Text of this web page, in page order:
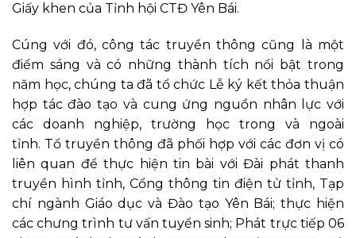
Giấy khen của Tỉnh hội CTĐ Yên Bái.
Cúng với đó, công tác truyền thông cũng là một
điểm sáng và có những thành tích nổi bật trong
năm học, chúng ta đã tổ chức Lễ ký kết thỏa thuận
hợp tác đào tạo và cung ứng nguồn nhân lực với
các doanh nghiệp, trường học trong và ngoài
tỉnh. Tổ truyền thông đã phối hợp với các đơn vị có
liên quan để thực hiện tin bài với Đài phát thanh
truyền hình tỉnh, Cổng thông tin điện tử tỉnh, Tạp
chí ngành Giáo dục và Đào tạo Yên Bái; thực hiện
các chưng trình tư vấn tuyển sinh; Phát trực tiếp 06